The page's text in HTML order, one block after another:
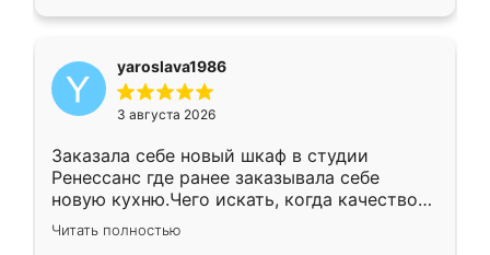
yaroslava1986
3 августа 2026
Заказала себе новый шкаф в студии
Ренессанс где ранее заказывала себе
новую кухню.Чего искать, когда качеством
вполне довольна. Служит кухня уже почти
два года, нареканий нет.
Читать полностью